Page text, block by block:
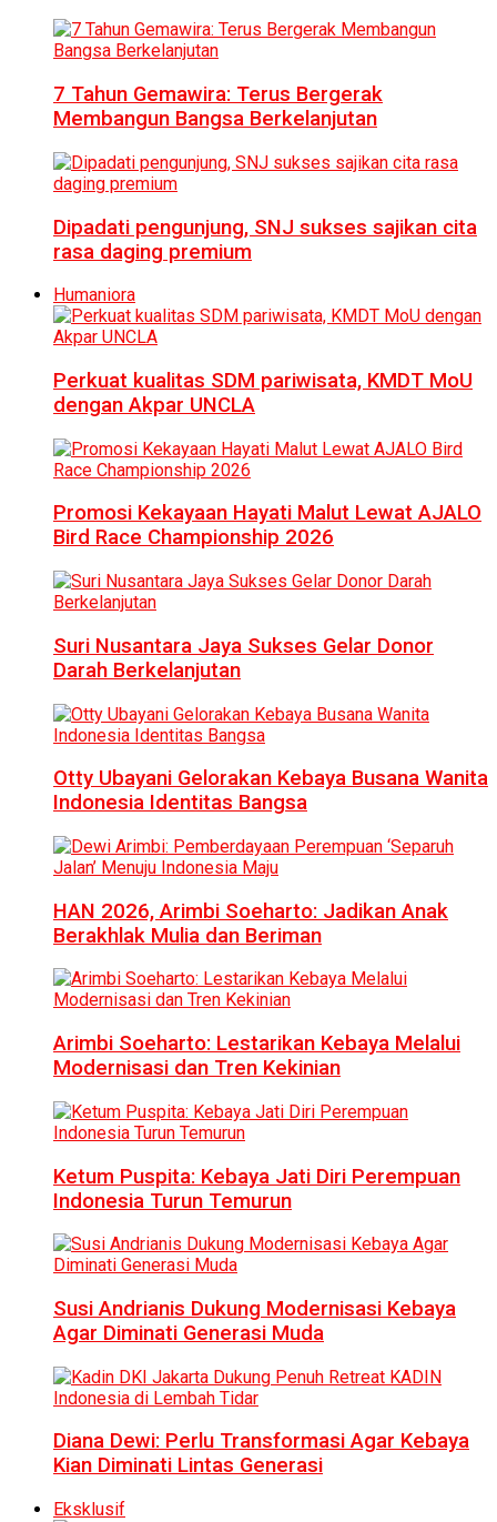
7 Tahun Gemawira: Terus Bergerak
Membangun Bangsa Berkelanjutan
Dipadati pengunjung, SNJ sukses sajikan cita
rasa daging premium
Humaniora
Perkuat kualitas SDM pariwisata, KMDT MoU
dengan Akpar UNCLA
Promosi Kekayaan Hayati Malut Lewat AJALO
Bird Race Championship 2026
Suri Nusantara Jaya Sukses Gelar Donor
Darah Berkelanjutan
Otty Ubayani Gelorakan Kebaya Busana Wanita
Indonesia Identitas Bangsa
HAN 2026, Arimbi Soeharto: Jadikan Anak
Berakhlak Mulia dan Beriman
Arimbi Soeharto: Lestarikan Kebaya Melalui
Modernisasi dan Tren Kekinian
Ketum Puspita: Kebaya Jati Diri Perempuan
Indonesia Turun Temurun
Susi Andrianis Dukung Modernisasi Kebaya
Agar Diminati Generasi Muda
Diana Dewi: Perlu Transformasi Agar Kebaya
Kian Diminati Lintas Generasi
Eksklusif